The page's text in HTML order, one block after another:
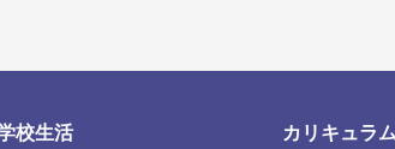
校生活 カリキュラム